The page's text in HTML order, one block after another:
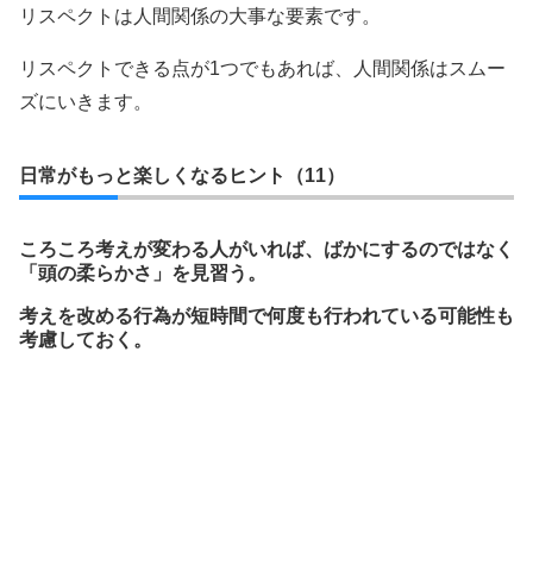
リスペクトは人間関係の大事な要素です。
リスペクトできる点が1つでもあれば、人間関係はスムー
ズにいきます。
日常がもっと楽しくなるヒント（11）
ころころ考えが変わる人がいれば、ばかにするのではなく
「頭の柔らかさ」を見習う。
考えを改める行為が短時間で何度も行われている可能性も
考慮しておく。